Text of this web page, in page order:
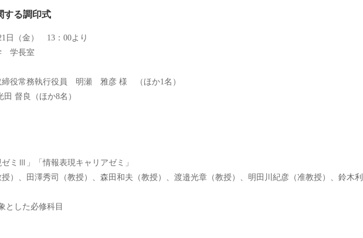
る調印式
日（金） 13：00より
学長室
役常務執行役員 明瀬 雅彦 様 （ほか1名）
督良（ほか8名）
ゼミⅢ」「情報表現キャリアゼミ」
）、田澤秀司（教授）、森田和夫（教授）、渡邉光章（教授）、明田川紀彦（准教授）、鈴木
とした必修科目